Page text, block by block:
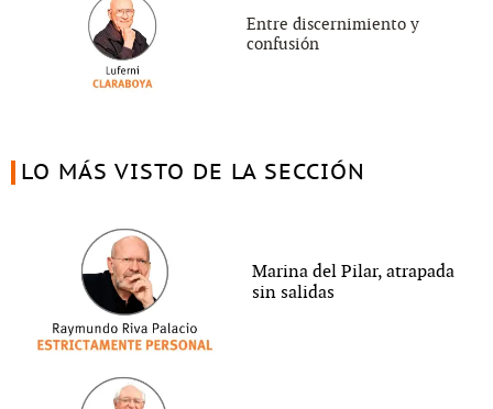
Entre discernimiento y
confusión
LO MÁS VISTO DE LA SECCIÓN
Marina del Pilar, atrapada
sin salidas